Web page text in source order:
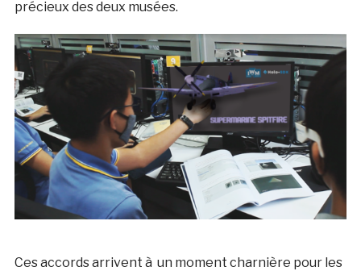
précieux des deux musées.
Ces accords arrivent à un moment charnière pour les